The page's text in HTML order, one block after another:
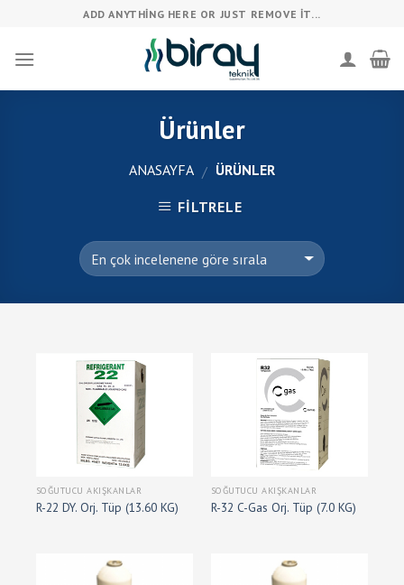
content
ADD ANYTHING HERE OR JUST REMOVE IT...
Ürünler
ANASAYFA / ÜRÜNLER
FILTRELE
SOĞUTUCU AKIŞKANLAR
R-22 DY. Orj. Tüp (13.60 KG)
SOĞUTUCU AKIŞKANLAR
R-32 C-Gas Orj. Tüp (7.0 KG)